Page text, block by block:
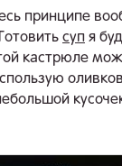
принципе
суп я
кастрюле